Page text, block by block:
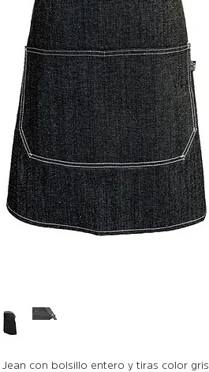
con bolsillo entero y tiras color gris.